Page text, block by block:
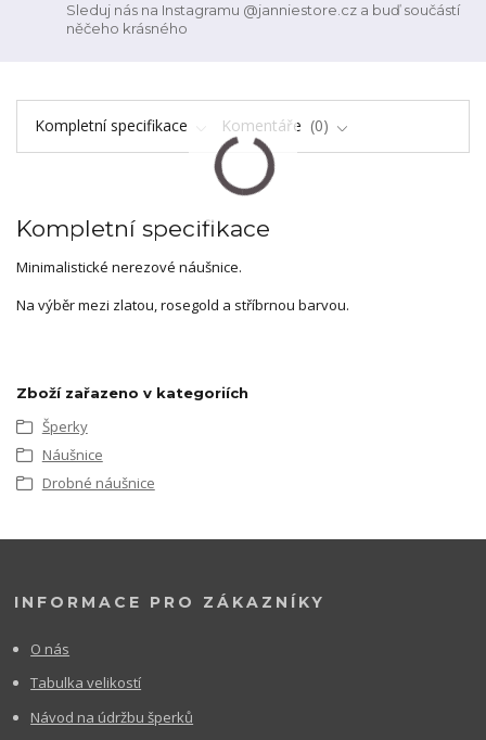
Sleduj nás na Instagramu @janniestore.cz a buď součástí
něčeho krásného
Kompletní specifikace Komentáře 0
Kompletní specifikace
Minimalistické nerezové náušnice.
Na výběr mezi zlatou, rosegold a stříbrnou barvou.
Zboží zařazeno v kategoriích
Šperky
Náušnice
Drobné náušnice
INFORMACE PRO ZÁKAZNÍKY
O nás
Tabulka velikostí
Návod na údržbu šperků